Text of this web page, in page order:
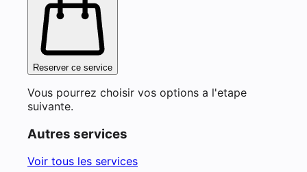
Reserver ce service
Vous pourrez choisir vos options a l'etape
suivante.
Autres services
Voir tous les services